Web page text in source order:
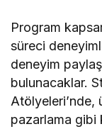
Program
süreci
deneyim
bulunacaklar.
Atölyeleri’nde,
pazarlama gibi